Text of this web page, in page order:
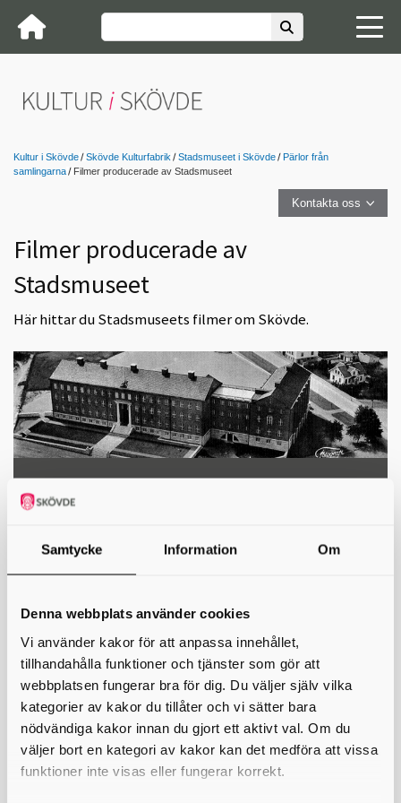
Samtycke Information Om
Denna webbplats använder cookies
Vi använder kakor för att anpassa innehållet,
tillhandahålla funktioner och tjänster som gör att
webbplatsen fungerar bra för dig. Du väljer själv vilka
kategorier av kakor du tillåter och vi sätter bara
nödvändiga kakor innan du gjort ett aktivt val. Om du
väljer bort en kategori av kakor kan det medföra att vissa
funktioner inte visas eller fungerar korrekt.
Kultur i Skövde Skövde Kulturfabrik Stadsmuseet i Skövde
Pärlor från
samlingarna
Filmer producerade av Stadsmuseet
Kontakta oss
Filmer producerade av
Stadsmuseet
Här hittar du Stadsmuseets filmer om Skövde.
Skövde Högre allmänna